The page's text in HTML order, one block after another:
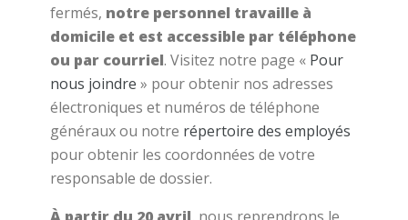
fermés, notre personnel travaille à
domicile et est accessible par téléphone
ou par courriel. Visitez notre page « Pour
nous joindre » pour obtenir nos adresses
électroniques et numéros de téléphone
généraux ou notre répertoire des employés
pour obtenir les coordonnées de votre
responsable de dossier.